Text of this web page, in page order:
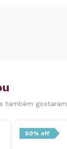
também gostaram
50% off